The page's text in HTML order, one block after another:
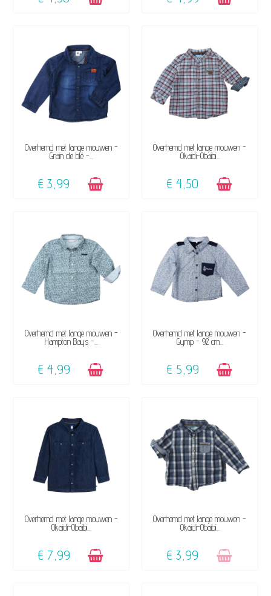
BESCHIKBAAR
Overhemd met lange mouwen -
Grain de blé -...
€ 3,99
BESCHIKBAAR
Overhemd met lange mouwen -
Okaidi-Obaibi...
€ 4,50
BESCHIKBAAR
Overhemd met lange mouwen -
Hampton Bays -...
€ 4,99
BESCHIKBAAR
Overhemd met lange mouwen -
Gymp - 92 cm...
€ 5,99
BESCHIKBAAR
Overhemd met lange mouwen -
Okaidi-Obaibi...
€ 7,99
NIET OP VOORRAAD
Overhemd met lange mouwen -
Okaidi-Obaibi...
€ 3,99